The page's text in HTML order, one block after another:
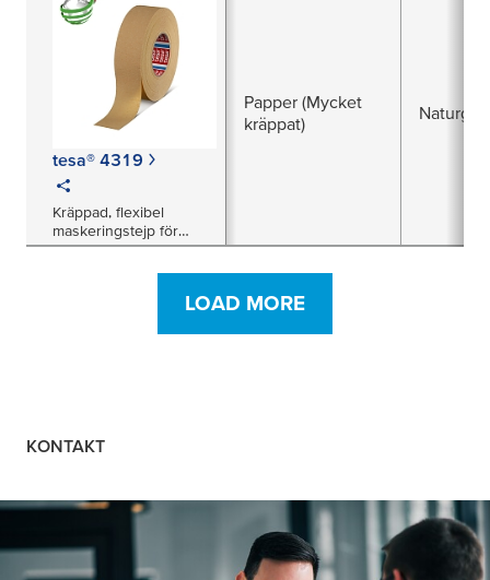
tesa® 4319
Kräppad, flexibel
maskeringstejp för
målningstillämpningar –
Papper (Mycket
kräppat)
LOAD MORE
KONTAKT